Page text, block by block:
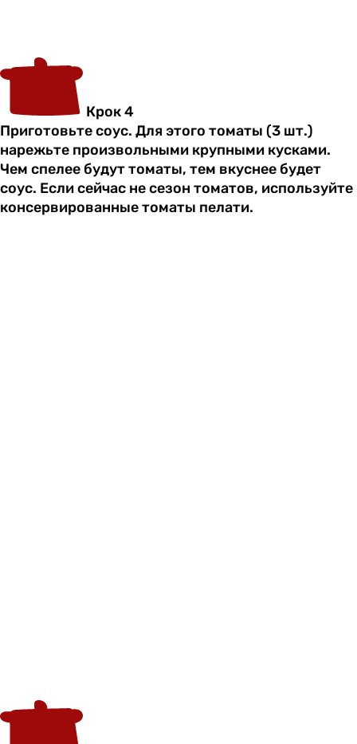
Крок 4
Приготовьте соус. Для этого томаты (3 шт.)
нарежьте произвольными крупными кусками.
Чем спелее будут томаты, тем вкуснее будет
соус. Если сейчас не сезон томатов, используйте
консервированные томаты пелати.